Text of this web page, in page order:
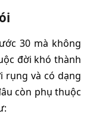
30 mà không
đời khó thành
rụng và có dạng
còn phụ thuộc